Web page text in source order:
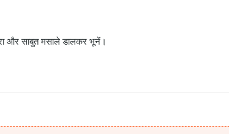
और साबुत मसाले डालकर भूनें।